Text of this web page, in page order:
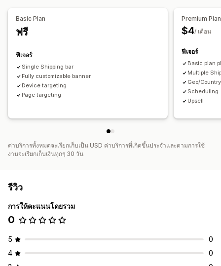
Basic Plan
ฟรี
ฟีเจอร์
Single Shipping bar
Fully customizable banner
Device targeting
Page targeting
Premium Plan
$4/ เดือน
ฟีเจอร์
Basic plan
Multiple
Geo/
Scheduling
Upsell
ค่าบริการทั้งหมดจะเรียกเก็บเป็น USD ค่าบริการที่เกิดขึ้นประจำและตามการใช้
งานจะเรียกเก็บเงินทุกๆ 30 วัน
รีวิว
การให้คะแนนโดยรวม
0
5
0
4
0